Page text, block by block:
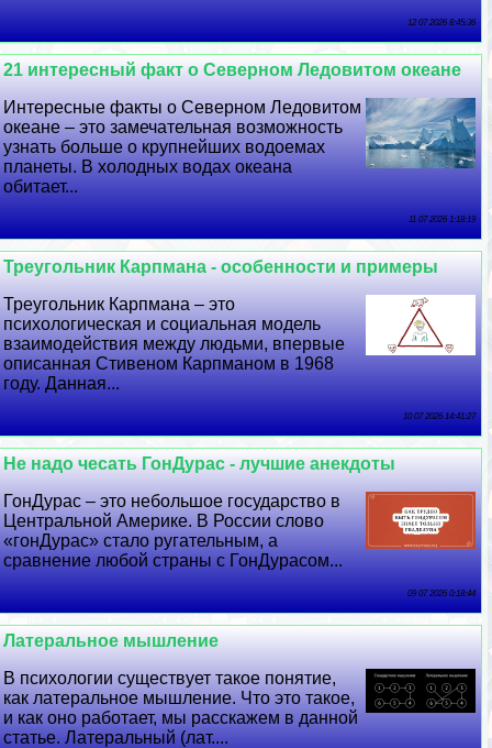
12 07 2026 8:45:36
21 интересный факт о Северном Ледовитом океане
Интересные факты о Северном Ледовитом
океане – это замечательная возможность
узнать больше о крупнейших водоемах
планеты. В холодных водах океана
обитает...
11 07 2026 1:18:19
Треугольник Карпмана - особенности и примеры
Треугольник Карпмана – это
психологическая и социальная модель
взаимодействия между людьми, впервые
описанная Стивеном Карпманом в 1968
году. Данная...
10 07 2026 14:41:27
Не надо чесать ГонДypaс - лучшие анекдоты
ГонДypaс – это небольшое государство в
Центральной Америке. В России слово
«гонДypaс» стало ругательным, а
сравнение любой страны с ГонДypaсом...
09 07 2026 0:18:44
Латеральное мышление
В психологии существует такое понятие,
как латеральное мышление. Что это такое,
и как оно работает, мы расскажем в данной
статье. Латеральный (лат....